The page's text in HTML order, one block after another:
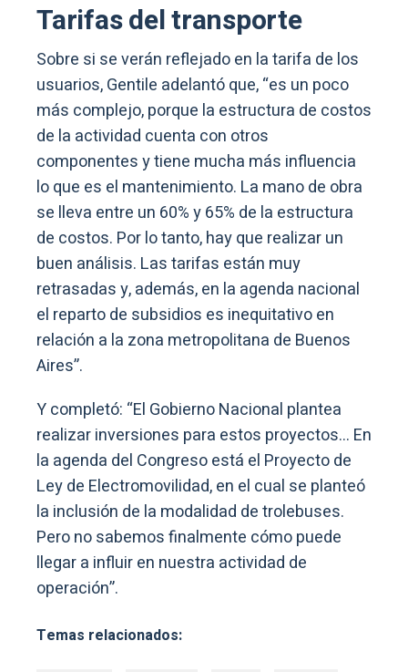
Tarifas del transporte
Sobre si se verán reflejado en la tarifa de los
usuarios, Gentile adelantó que, “es un poco
más complejo, porque la estructura de costos
de la actividad cuenta con otros
componentes y tiene mucha más influencia
lo que es el mantenimiento. La mano de obra
se lleva entre un 60% y 65% de la estructura
de costos. Por lo tanto, hay que realizar un
buen análisis. Las tarifas están muy
retrasadas y, además, en la agenda nacional
el reparto de subsidios es inequitativo en
relación a la zona metropolitana de Buenos
Aires”.
Y completó: “El Gobierno Nacional plantea
realizar inversiones para estos proyectos… En
la agenda del Congreso está el Proyecto de
Ley de Electromovilidad, en el cual se planteó
la inclusión de la modalidad de trolebuses.
Pero no sabemos finalmente cómo puede
llegar a influir en nuestra actividad de
operación”.
Temas relacionados: